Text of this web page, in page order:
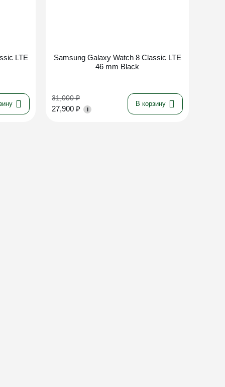
LTE
Samsung Galaxy Watch 8 Classic LTE
46 mm Black
31,000₽
27,900 ₽ i
В корзину